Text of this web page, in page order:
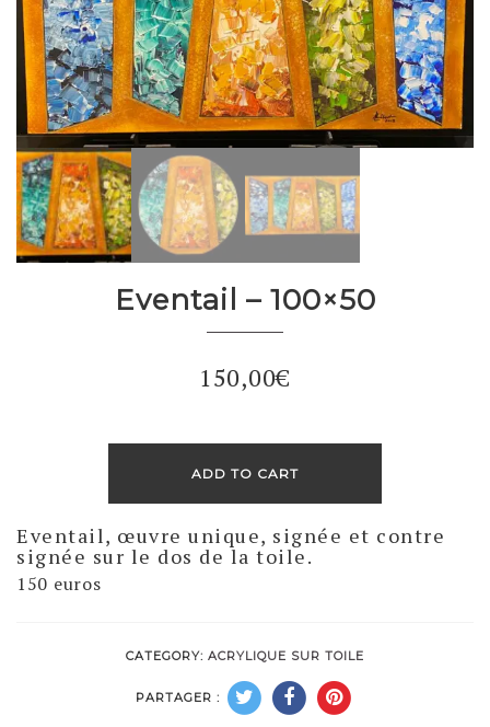
Eventail – 100×50
150,00€
ADD TO CART
Eventail, œuvre unique, signée et contre
signée sur le dos de la toile.
150 euros
CATEGORY: ACRYLIQUE SUR TOILE
PARTAGER :